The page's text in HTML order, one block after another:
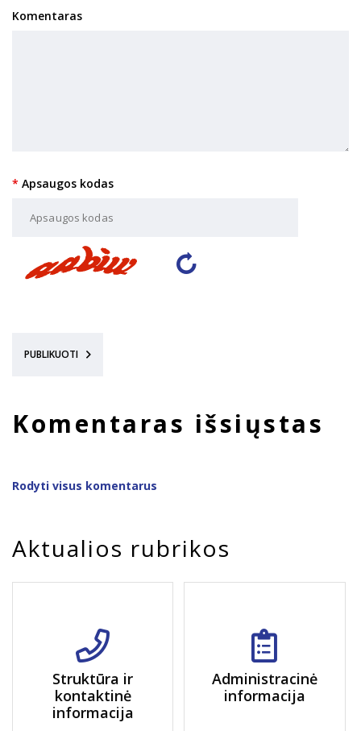
Komentaras
Apsaugos kodas
PUBLIKUOTI
Komentaras išsiųstas
Rodyti visus komentarus
Aktualios rubrikos
Struktūra ir
kontaktinė
informacija
Administracinė
informacija